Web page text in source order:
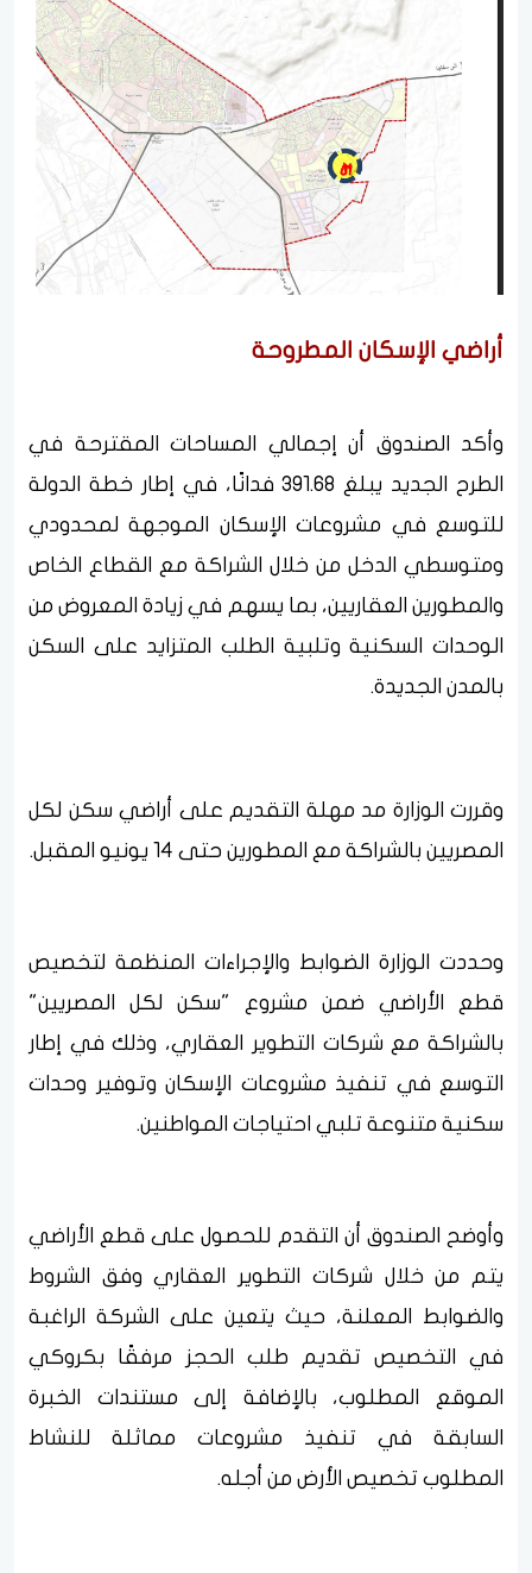
أراضي الإسكان المطروحة
وأكد الصندوق أن إجمالي المساحات المقترحة في
الطرح الجديد يبلغ 391.68 فدانًا، في إطار خطة الدولة
للتوسع في مشروعات الإسكان الموجهة لمحدودي
ومتوسطي الدخل من خلال الشراكة مع القطاع الخاص
والمطورين العقاريين، بما يسهم في زيادة المعروض من
الوحدات السكنية وتلبية الطلب المتزايد على السكن
بالمدن الجديدة.
وقررت الوزارة مد مهلة التقديم على أراضي سكن لكل
المصريين بالشراكة مع المطورين حتى 14 يونيو المقبل.
وحددت الوزارة الضوابط والإجراءات المنظمة لتخصيص
قطع الأراضي ضمن مشروع "سكن لكل المصريين"
بالشراكة مع شركات التطوير العقاري، وذلك في إطار
التوسع في تنفيذ مشروعات الإسكان وتوفير وحدات
سكنية متنوعة تلبي احتياجات المواطنين.
وأوضح الصندوق أن التقدم للحصول على قطع الأراضي
يتم من خلال شركات التطوير العقاري وفق الشروط
والضوابط المعلنة، حيث يتعين على الشركة الراغبة
في التخصيص تقديم طلب الحجز مرفقًا بكروكي
الموقع المطلوب، بالإضافة إلى مستندات الخبرة
السابقة في تنفيذ مشروعات مماثلة للنشاط
المطلوب تخصيص الأرض من أجله.